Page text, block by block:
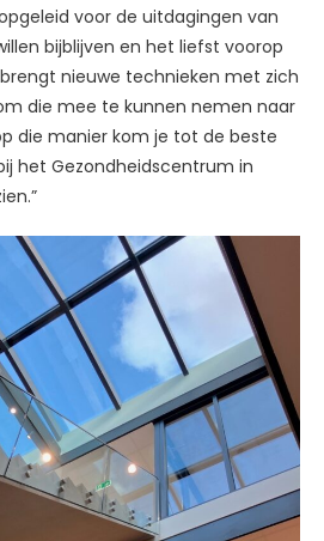
voor de uitdagingen van
bijblijven en het liefst voorop
nieuwe technieken met zich
die mee te kunnen nemen naar
die manier kom je tot de beste
het Gezondheidscentrum in